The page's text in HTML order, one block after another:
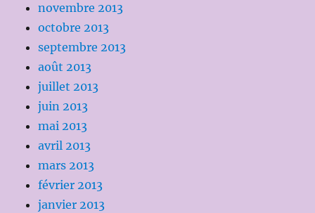
novembre 2013
octobre 2013
septembre 2013
août 2013
juillet 2013
juin 2013
mai 2013
avril 2013
mars 2013
février 2013
janvier 2013